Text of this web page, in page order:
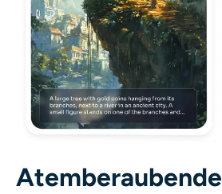
KI-Baby
KI-Filter
Headshot-Generator Pro
Atemberaubende